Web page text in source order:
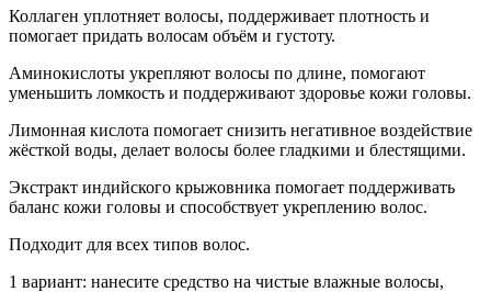
Коллаген уплотняет волосы, поддерживает плотность и
помогает придать волосам объём и густоту.
Аминокислоты укрепляют волосы по длине, помогают
уменьшить ломкость и поддерживают здоровье кожи головы.
Лимонная кислота помогает снизить негативное воздействие
жёсткой воды, делает волосы более гладкими и блестящими.
Экстракт индийского крыжовника помогает поддерживать
баланс кожи головы и способствует укреплению волос.
Подходит для всех типов волос.
1 вариант: нанесите средство на чистые влажные волосы,